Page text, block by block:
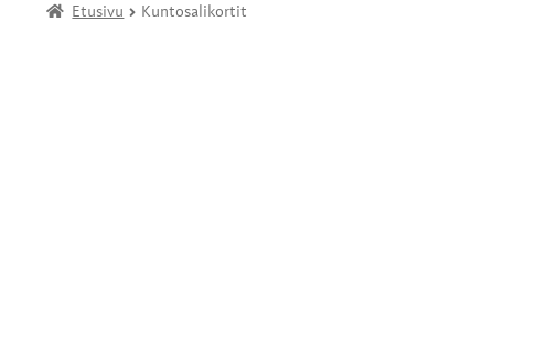
Etusivu Kuntosalikortit